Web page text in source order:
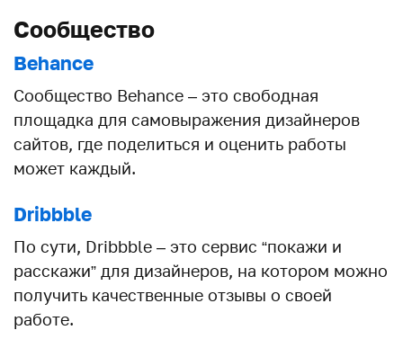
Сообщество
Behance
Сообщество Behance – это свободная
площадка для самовыражения дизайнеров
сайтов, где поделиться и оценить работы
может каждый.
Dribbble
По сути, Dribbble – это сервис “покажи и
расскажи” для дизайнеров, на котором можно
получить качественные отзывы о своей
работе.